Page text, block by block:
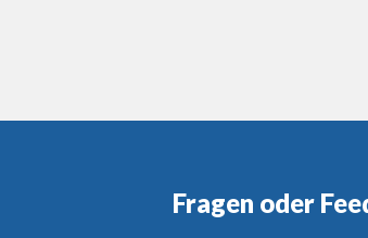
Fragen oder